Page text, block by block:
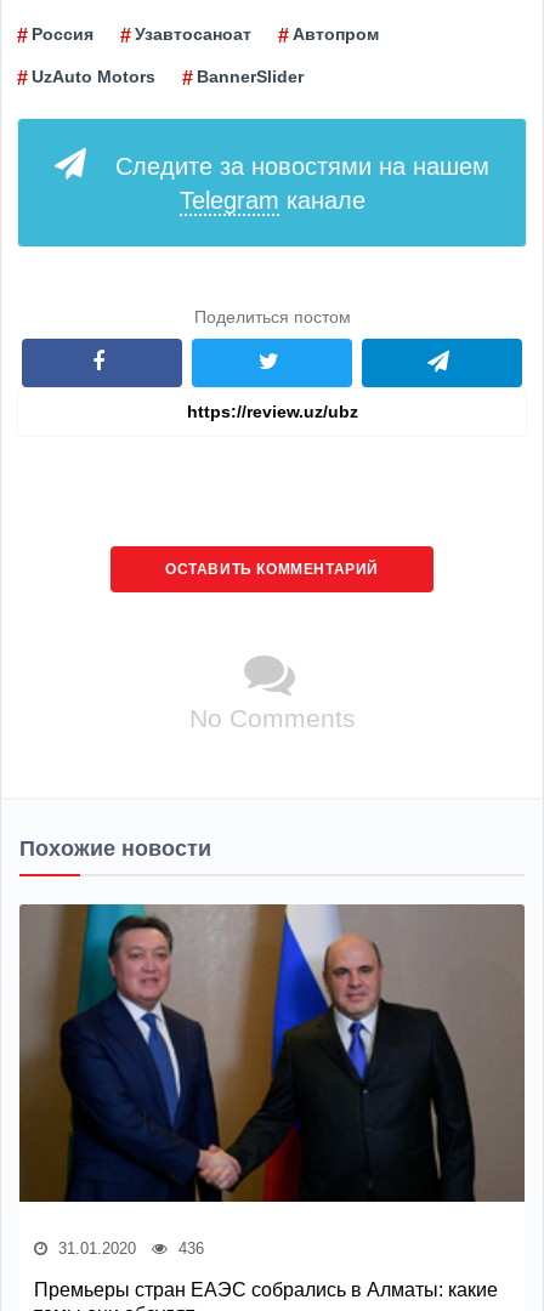
Россия Узавтосаноат Автопром
UzAuto Motors BannerSlider
Следите за новостями на нашем
Telegram канале
Поделиться постом
ОСТАВИТЬ КОММЕНТАРИЙ
No Comments
Похожие новости
31.01.2020 436
Премьеры стран ЕАЭС собрались в Алматы: какие